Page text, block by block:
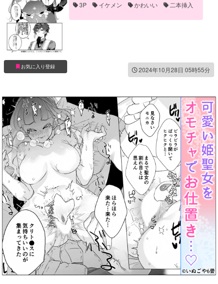
お気に入り登録
3P イケメン かわいい 二本挿入
2024年10月28日 05時55分